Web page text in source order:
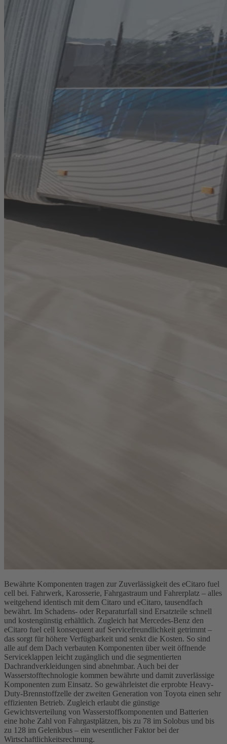
Bewährte Komponenten tragen zur Zuverlässigkeit des eCitaro fuel
cell bei. Fahrwerk, Karosserie, Fahrgastraum und Fahrerplatz – alles
weitgehend identisch mit dem Citaro und eCitaro, tausendfach
bewährt. Im Schadens- oder Reparaturfall sind Ersatzteile schnell
und kostengünstig erhältlich. Zugleich hat Mercedes‑Benz den
eCitaro fuel cell konsequent auf Servicefreundlichkeit getrimmt –
das sorgt für höhere Verfügbarkeit und senkt die Kosten. So sind
alle auf dem Dach verbauten Komponenten über weit öffnende
Serviceklappen leicht zugänglich und die segmentierten
Dachrandverkleidungen sind abnehmbar. Auch bei der
Wasserstofftechnologie kommen bewährte und damit zuverlässige
Komponenten zum Einsatz. So gewährleistet die erprobte Heavy-
Duty-Brennstoffzelle der zweiten Generation von Toyota einen sehr
effizienten Betrieb. Zugleich erlaubt die günstige
Gewichtsverteilung von Wasserstoffkomponenten und Batterien
eine hohe Zahl von Fahrgastplätzen, bis zu 78 im Solobus und bis
zu 128 im Gelenkbus – ein wesentlicher Faktor bei der
Wirtschaftlichkeitsrechnung.